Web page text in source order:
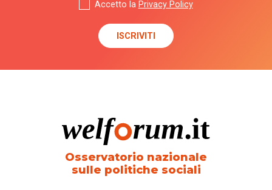
Accetto la Privacy Policy
Osservatorio nazionale
sulle politiche sociali